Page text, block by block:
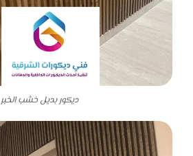
ديكور بديل خشب الخبر